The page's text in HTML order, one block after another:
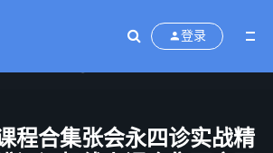
登录
程合集张会永四诊实战精